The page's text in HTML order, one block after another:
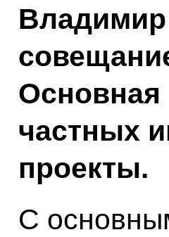
Владимир
Основная
частных
проекты.
С